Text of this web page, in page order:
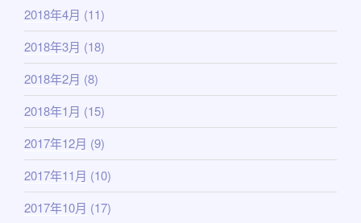
2018年4月 (11)
2018年3月 (18)
2018年2月 (8)
2018年1月 (15)
2017年12月 (9)
2017年11月 (10)
2017年10月 (17)